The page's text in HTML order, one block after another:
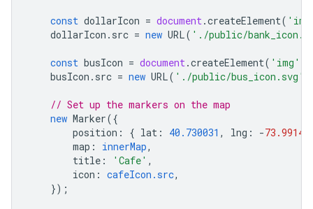
const dollarIcon = document.createElement(
dollarIcon . src = new URL( './public/
const busIcon = document.createElement( 'img'
busIcon . src = new URL( './public/bus_icon.svg'
// Set up the markers on the map
new Marker({
position : { lat : 40.730031 , lng : -
map : innerMap,
title : 'Cafe' ,
icon : cafeIcon.src,
});